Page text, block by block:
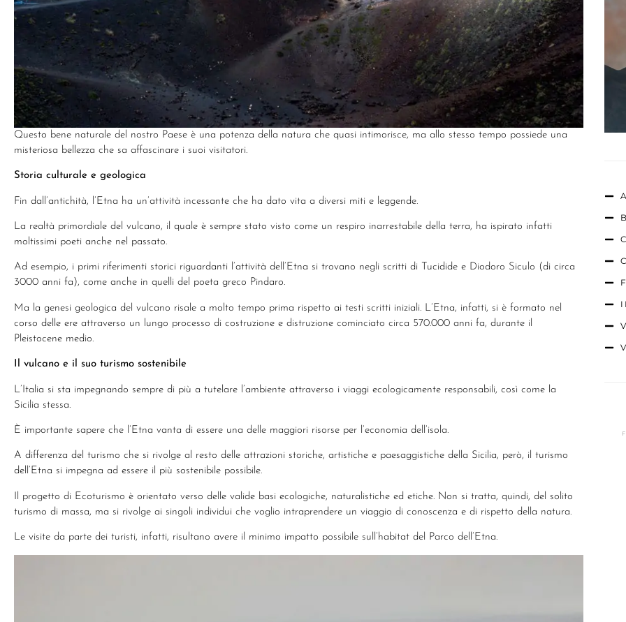
Questo bene naturale del nostro Paese è una potenza della natura che quasi intimorisce, ma allo stesso tempo possiede una
misteriosa bellezza che sa affascinare i suoi visitatori.
Storia culturale e geologica
Fin dall’antichità, l’Etna ha un’attività incessante che ha dato vita a diversi miti e leggende.
La realtà primordiale del vulcano, il quale è sempre stato visto come un respiro inarrestabile della terra, ha ispirato infatti
moltissimi poeti anche nel passato.
Ad esempio, i primi riferimenti storici riguardanti l’attività dell’Etna si trovano negli scritti di Tucidide e Diodoro Siculo (di circa
3000 anni fa), come anche in quelli del poeta greco Pindaro.
Ma la genesi geologica del vulcano risale a molto tempo prima rispetto ai testi scritti iniziali. L’Etna, infatti, si è formato nel
corso delle ere attraverso un lungo processo di costruzione e distruzione cominciato circa 570.000 anni fa, durante il
Pleistocene medio.
Il vulcano e il suo turismo sostenibile
L’Italia si sta impegnando sempre di più a tutelare l’ambiente attraverso i viaggi ecologicamente responsabili, così come la
Sicilia stessa.
È importante sapere che l’Etna vanta di essere una delle maggiori risorse per l’economia dell’isola.
A differenza del turismo che si rivolge al resto delle attrazioni storiche, artistiche e paesaggistiche della Sicilia, però, il turismo
dell’Etna si impegna ad essere il più sostenibile possibile.
Il progetto di Ecoturismo è orientato verso delle valide basi ecologiche, naturalistiche ed etiche. Non si tratta, quindi, del solito
turismo di massa, ma si rivolge ai singoli individui che voglio intraprendere un viaggio di conoscenza e di rispetto della natura.
Le visite da parte dei turisti, infatti, risultano avere il minimo impatto possibile sull’habitat del Parco dell’Etna.